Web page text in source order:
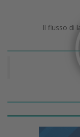
Il flusso di